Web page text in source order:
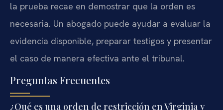
la prueba recae en demostrar que la orden es
necesaria. Un abogado puede ayudar a evaluar la
evidencia disponible, preparar testigos y presentar
el caso de manera efectiva ante el tribunal.
Preguntas Frecuentes
¿Qué es una orden de restricción en Virginia y